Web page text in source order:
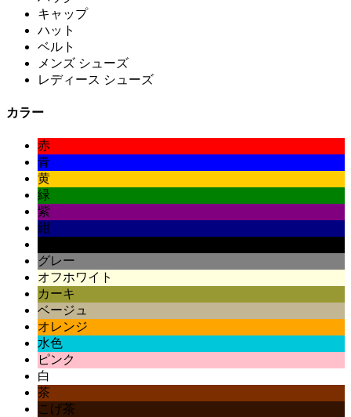
キャップ
ハット
ベルト
メンズ シューズ
レディース シューズ
カラー
赤
青
黄
緑
紫
紺
グレー
オフホワイト
カーキ
ベージュ
オレンジ
水色
ピンク
白
茶
こげ茶